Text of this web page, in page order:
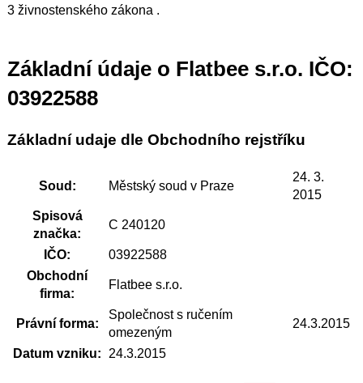
3 živnostenského zákona .
Základní údaje o Flatbee s.r.o. IČO:
03922588
Základní udaje dle Obchodního rejstříku
Soud: Městský soud v Praze
24. 3.
2015
Spisová
značka:
C 240120
IČO:
03922588
Obchodní
firma:
Flatbee s.r.o.
Právní forma:
Společnost s ručením
omezeným
24.3.2015
Datum vzniku: 24.3.2015